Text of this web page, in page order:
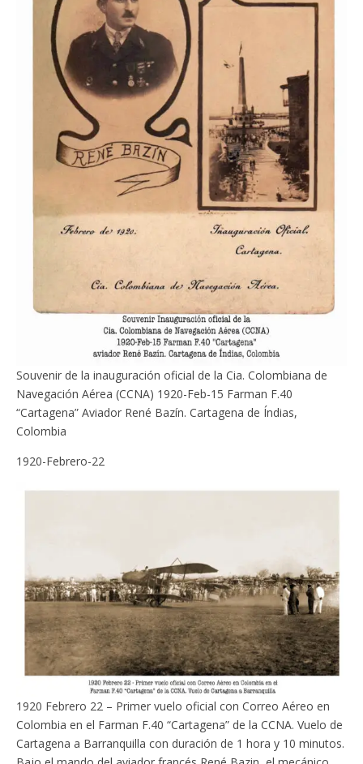
Souvenir de la inauguración oficial de la Cia. Colombiana de
Navegación Aérea (CCNA) 1920-Feb-15 Farman F.40
“Cartagena” Aviador René Bazín. Cartagena de Índias,
Colombia
1920-Febrero-22
1920 Febrero 22 – Primer vuelo oficial con Correo Aéreo en
Colombia en el Farman F.40 “Cartagena” de la CCNA. Vuelo de
Cartagena a Barranquilla con duración de 1 hora y 10 minutos.